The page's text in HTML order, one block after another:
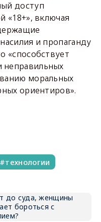
доступ
«18+», включая
и пропаганду
«способствует
моральных
ориентиров».
технологии
до суда, женщины
бороться с